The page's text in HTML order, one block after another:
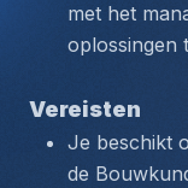
met het
oplossingen
Vereisten
Je beschikt
de